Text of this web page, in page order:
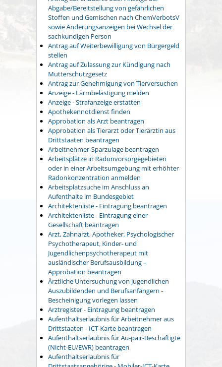
Abgabe/Bereitstellung von gefährlichen
Stoffen und Gemischen nach ChemVerbotsV
sowie Änderungsanzeigen bei Wechsel der
sachkundigen Person
Antrag auf Weiterbewilligung von Bürgergeld
stellen
Antrag auf Zulassung zur Kündigung nach
Mutterschutzgesetz
Antrag zur Genehmigung von Tierversuchen
Anzeige - Lärmbelästigung melden
Anzeige - Strafanzeige erstatten
Apothekennotdienst finden
Approbation als Arzt beantragen
Approbation als Tierarzt oder Tierärztin aus
Drittstaaten beantragen
Arbeitnehmer-Sparzulage beantragen
Arbeitsplätze in Radonvorsorgegebieten
oder in einer Arbeitsumgebung mit erhöhter
Radonkonzentration anmelden
Arbeitsplatzsuche im Anschluss an
Aufenthalte im Bundesgebiet
Architektenliste - Eintragung beantragen
Architektenliste - Eintragung einer
Gesellschaft beantragen
Arzt, Zahnarzt, Apotheker, Psychologischer
Psychotherapeut, Kinder- und
Jugendlichenpsychotherapeut mit
ausländischer Berufsausbildung –
Approbation beantragen
Ärztliche Untersuchung von jugendlichen
Auszubildenden und Berufsanfängern -
Bescheinigung vorlegen lassen
Arztregister - Eintragung beantragen
Aufenthaltserlaubnis für Arbeitnehmer aus
Drittstaaten - ICT-Karte beantragen
Aufenthaltserlaubnis für Au-pair-Beschäftigte
(Nicht-EU/EWR) beantragen
Aufenthaltserlaubnis für